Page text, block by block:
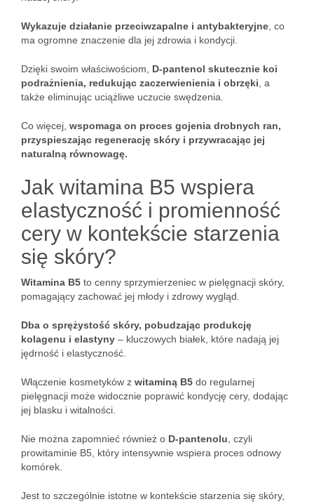
Wykazuje działanie przeciwzapalne i antybakteryjne , co
ma ogromne znaczenie dla jej zdrowia i kondycji.
Dzięki swoim właściwościom, D-pantenol skutecznie koi
podrażnienia, redukując zaczerwienienia i obrzęki , a
także eliminując uciążliwe uczucie swędzenia.
Co więcej, wspomaga on proces gojenia drobnych ran,
przyspieszając regenerację skóry i przywracając jej
naturalną równowagę.
Jak witamina B5 wspiera
elastyczność i promienność
cery w kontekście starzenia
się skóry?
Witamina B5 to cenny sprzymierzeniec w pielęgnacji skóry,
pomagający zachować jej młody i zdrowy wygląd.
Dba o sprężystość skóry, pobudzając produkcję
kolagenu i elastyny – kluczowych białek, które nadają jej
jędrność i elastyczność.
Włączenie kosmetyków z witaminą B5 do regularnej
pielęgnacji może widocznie poprawić kondycję cery, dodając
jej blasku i witalności.
Nie można zapomnieć również o D-pantenolu , czyli
prowitaminie B5, który intensywnie wspiera proces odnowy
komórek.
Jest to szczególnie istotne w kontekście starzenia się skóry,